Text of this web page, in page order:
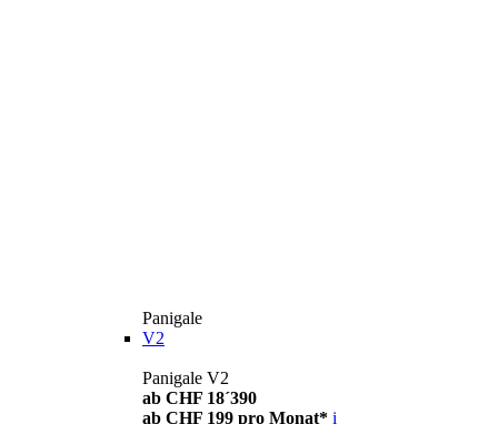
Panigale
V2
Panigale V2
ab CHF 18´390
ab CHF 199 pro Monat* i